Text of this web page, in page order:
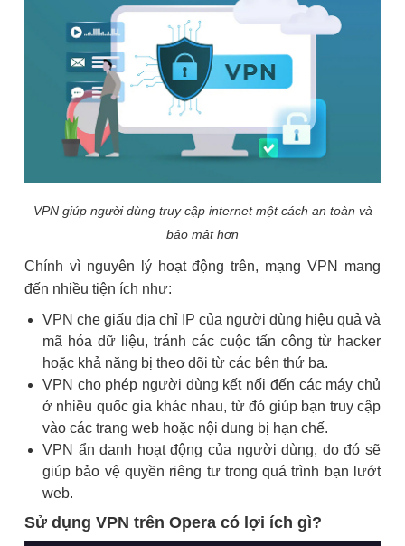
VPN giúp người dùng truy cập internet một cách an toàn và
bảo mật hơn
Chính vì nguyên lý hoạt động trên, mạng VPN mang
đến nhiều tiện ích như:
VPN che giấu địa chỉ IP của người dùng hiệu quả và
mã hóa dữ liệu, tránh các cuộc tấn công từ hacker
hoặc khả năng bị theo dõi từ các bên thứ ba.
VPN cho phép người dùng kết nối đến các máy chủ
ở nhiều quốc gia khác nhau, từ đó giúp bạn truy cập
vào các trang web hoặc nội dung bị hạn chế.
VPN ẩn danh hoạt động của người dùng, do đó sẽ
giúp bảo vệ quyền riêng tư trong quá trình bạn lướt
web.
Sử dụng VPN trên Opera có lợi ích gì?